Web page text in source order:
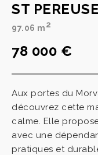
ST PEREUSE
97.06 m2
78 000 €
Aux portes du
découvrez cette
calme. Elle
avec une
pratiques et